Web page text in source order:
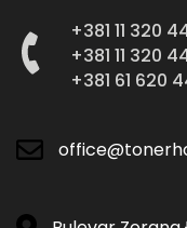
+381 11 320
+381 11 320
+381 61 620